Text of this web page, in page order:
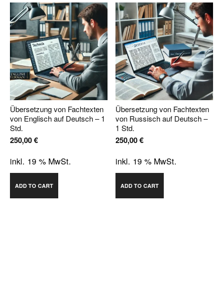
Übersetzung von Fachtexten
von Englisch auf Deutsch – 1
Std.
250,00€
inkl. 19 % MwSt.
ADD TO CART
Übersetzung von Fachtexten
von Russisch auf Deutsch –
1 Std.
250,00€
inkl. 19 % MwSt.
ADD TO CART